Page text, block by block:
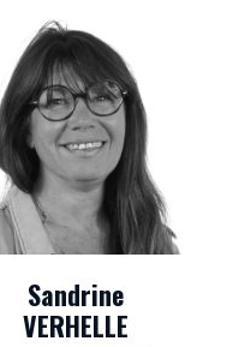
Sandrine
VERHELLE